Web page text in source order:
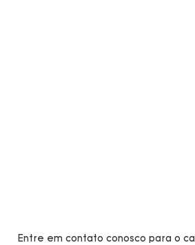
Entre em contato conosco para o